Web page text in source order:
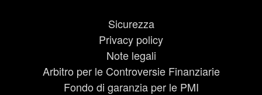
Sicurezza
Privacy policy
Note legali
Arbitro per le Controversie Finanziarie
Fondo di garanzia per le PMI